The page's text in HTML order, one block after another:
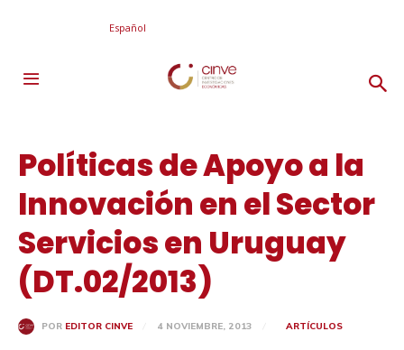
Español
Políticas de Apoyo a la
Innovación en el Sector
Servicios en Uruguay
(DT.02/2013)
POR EDITOR CINVE 4 NOVIEMBRE, 2013 ARTÍCULOS